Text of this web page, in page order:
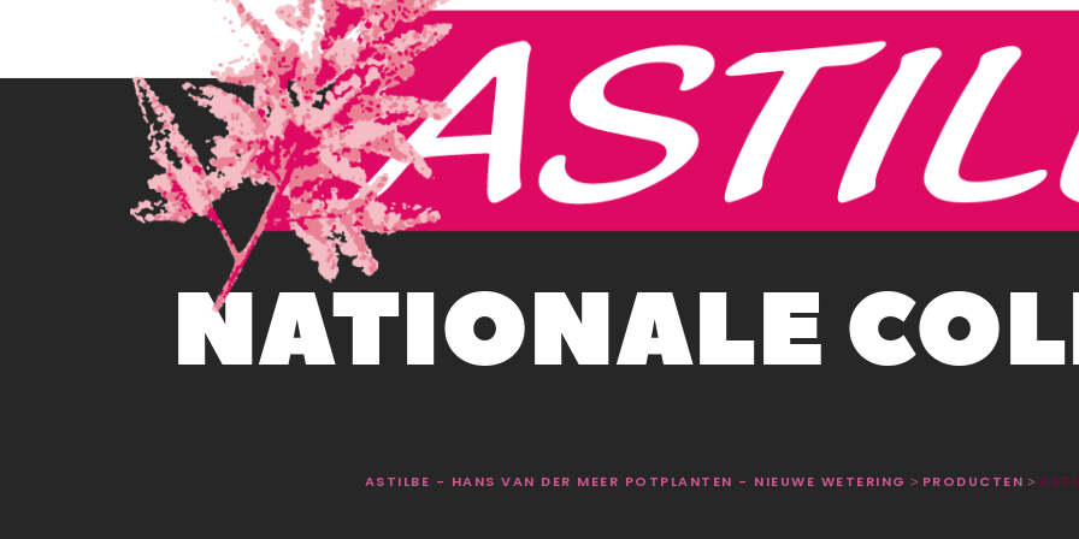
NATIONALE
ASTILBE - HANS VAN DER MEER POTPLANTEN - NIEUWE WETERING > PRODUCTEN >